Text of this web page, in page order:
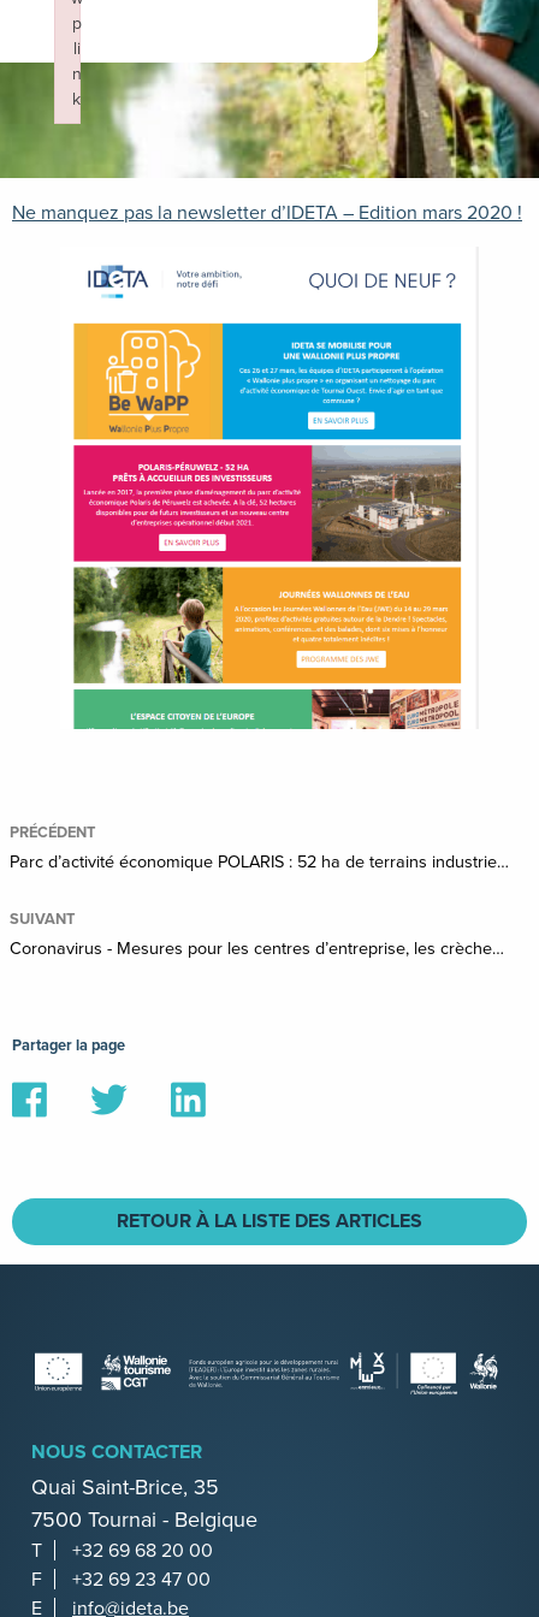
Ne manquez pas la newsletter d’IDETA – Edition mars 2020 !
PRÉCÉDENT
Parc d’activité économique POLARIS : 52 ha de terrains industriels disponibles !
SUIVANT
Coronavirus - Mesures pour les centres d’entreprise, les crèches et le crématorium Les Blancs Arbres
Partager la page
Partager
sur
Partager
sur
Partager
sur
RETOUR À LA LISTE DES ARTICLES
NOUS CONTACTER
Quai Saint-Brice, 35
7500 Tournai - Belgique
T
+32 69 68 20 00
F
+32 69 23 47 00
E
info@ideta.be
p
li
n
k
Failed to initialize plugin: wplink